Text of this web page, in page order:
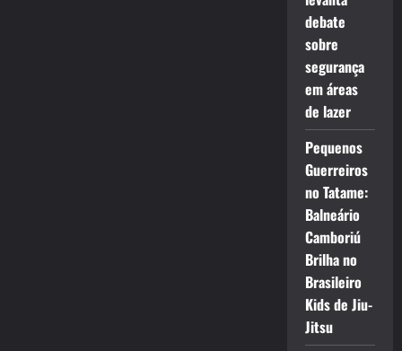
debate
sobre
segurança
em áreas
de lazer
Pequenos
Guerreiros
no Tatame:
Balneário
Camboriú
Brilha no
Brasileiro
Kids de Jiu-
Jitsu